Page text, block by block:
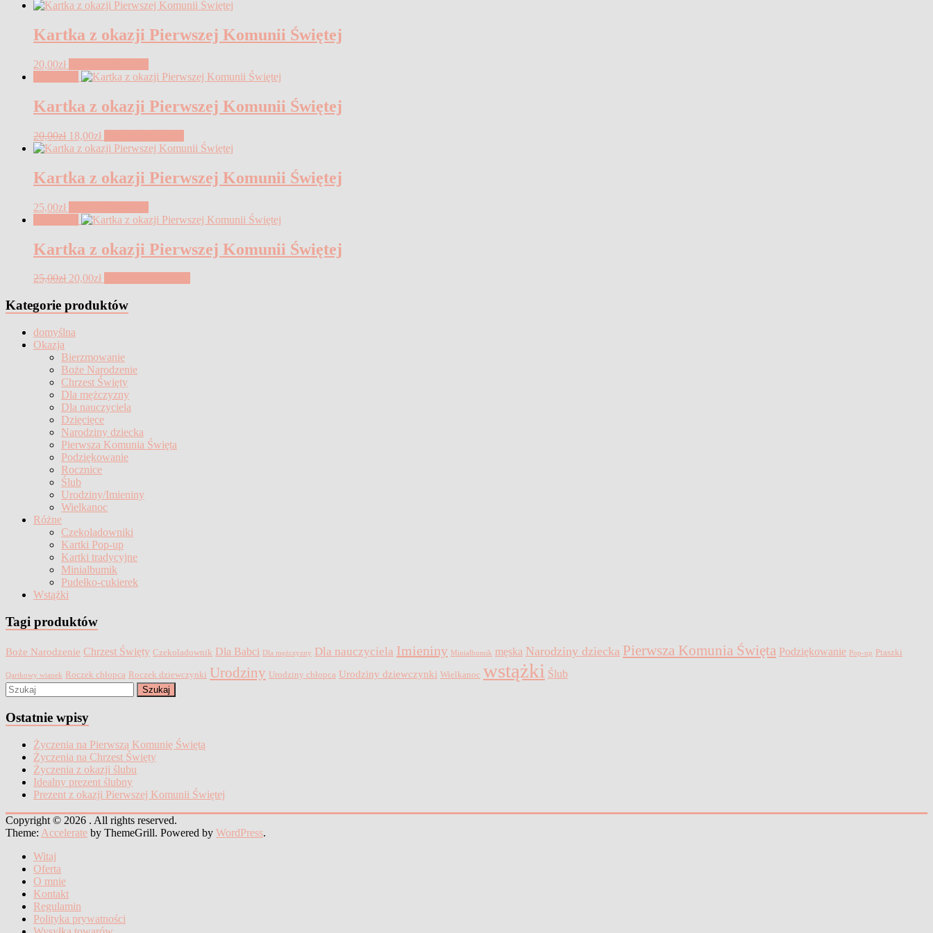
Kartka z okazji Pierwszej Komunii Świętej
20,00zł
Kartka z okazji Pierwszej Komunii Świętej
20,00zł Pierwotna
cena
20,00zł.
18,00złAktualna
cena
18,00zł.
Kartka z okazji Pierwszej Komunii Świętej
25,00zł
Kartka z okazji Pierwszej Komunii Świętej
25,00zł Pierwotna
wynosiła:
25,00zł.
20,00złAktualna
wynosi:
20,00zł.
Kategorie produktów
domyślna
Okazja
Bierzmowanie
Boże Narodzenie
Chrzest Święty
Dla mężczyzny
Dla nauczyciela
Dzięcięce
Narodziny dziecka
Pierwsza Komunia Święta
Podziękowanie
Rocznice
Ślub
Urodziny/Imieniny
Wielkanoc
Różne
Czekoladowniki
Kartki Pop-up
Kartki tradycyjne
Minialbumik
Pudełko-cukierek
Wstążki
Tagi produktów
Boże Narodzenie Chrzest Święty Czekoladownik Dla Babci Dla mężczyzny Dla nauczyciela Imieniny Minialbumik męska Narodziny dziecka Pierwsza Komunia Święta Podziękowanie Pop-up Ptaszki
Qartkowy wianek Roczek chłopca Roczek dziewczynki Urodziny Urodziny chłopca Urodziny dziewczynki Wielkanoc wstążki Ślub
Ostatnie wpisy
Życzenia na Pierwszą Komunię Świętą
Życzenia na Chrzest Święty
Życzenia z okazji ślubu
Idealny prezent ślubny
Prezent z okazji Pierwszej Komunii Świętej
Copyright © 2026 . All rights reserved.
Theme: Accelerate by ThemeGrill. Powered by WordPress.
Witaj
Oferta
O mnie
Kontakt
Regulamin
Polityka prywatności